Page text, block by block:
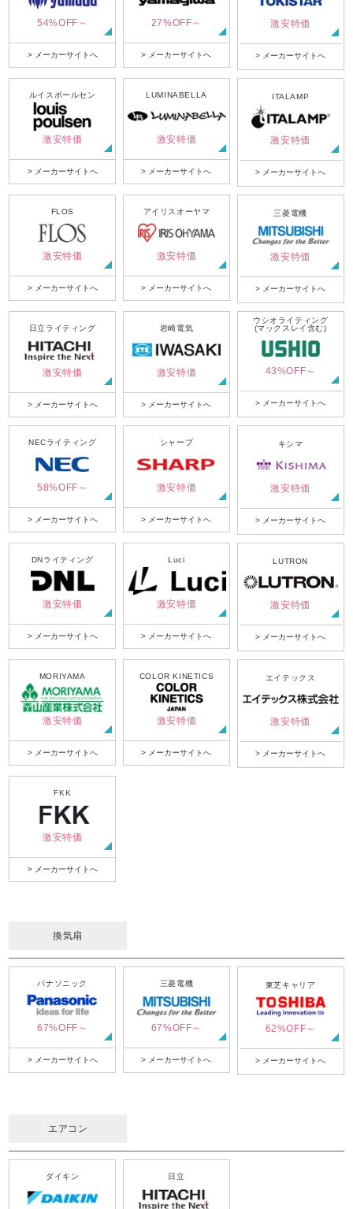
54%OFF～
> メーカーサイトへ
27%OFF～
> メーカーサイトへ
激安特価
> メーカーサイトへ
ルイスポールセン
激安特価
> メーカーサイトへ
LUMINABELLA
激安特価
> メーカーサイトへ
ITALAMP
激安特価
> メーカーサイトへ
FLOS
激安特価
> メーカーサイトへ
アイリスオーヤマ
激安特価
> メーカーサイトへ
三菱電機
激安特価
> メーカーサイトへ
日立ライティング
激安特価
> メーカーサイトへ
岩崎電気
激安特価
> メーカーサイトへ
ウシオライティング
(マックスレイ含む)
43%OFF～
> メーカーサイトへ
NECライティング
58%OFF～
> メーカーサイトへ
シャープ
激安特価
> メーカーサイトへ
キシマ
激安特価
> メーカーサイトへ
DNライティング
激安特価
> メーカーサイトへ
Luci
激安特価
> メーカーサイトへ
LUTRON
激安特価
> メーカーサイトへ
MORIYAMA
激安特価
> メーカーサイトへ
COLOR KINETICS
激安特価
> メーカーサイトへ
エイテックス
激安特価
> メーカーサイトへ
FKK
激安特価
> メーカーサイトへ
換気扇
パナソニック
67%OFF～
> メーカーサイトへ
三菱電機
67%OFF～
> メーカーサイトへ
東芝キャリア
62%OFF～
> メーカーサイトへ
エアコン
ダイキン 日立